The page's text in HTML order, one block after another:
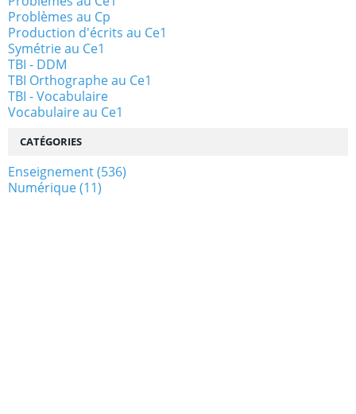
Problèmes au Cp
Production d'écrits au Ce1
Symétrie au Ce1
TBI - DDM
TBI Orthographe au Ce1
TBI - Vocabulaire
Vocabulaire au Ce1
CATÉGORIES
Enseignement(536)
Numérique(11)